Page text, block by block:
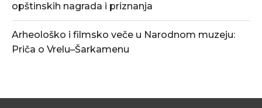
opštinskih nagrada i priznanja
Arheološko i filmsko veče u Narodnom muzeju:
Priča o Vrelu–Šarkamenu